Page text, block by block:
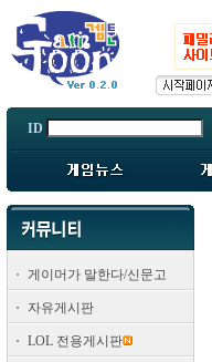
ID
게이머가 말한다/신문고
자유게시판
LOL 전용게시판